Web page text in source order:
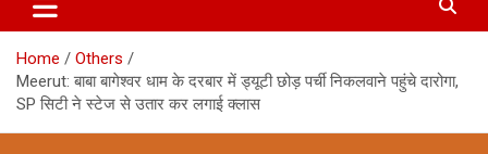
Home
Others
Meerut: बाबा बागेश्वर धाम के दरबार में ड्यूटी छोड़ पर्ची निकलवाने पहुंचे दारोगा,
SP सिटी ने स्टेज से उतार कर लगाई क्लास